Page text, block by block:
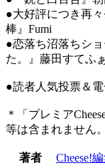
●大好評につき再
棒』Fumi
●恋落ち沼落ちシ
た。』藤田すてふ
●読者人気投票＆
＊「プレミア
等は含まれません。
著者
Cheese!